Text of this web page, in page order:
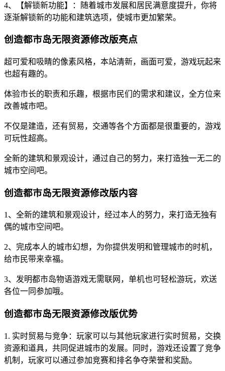
4、【解锁新功能】：随着城市发展和居民满意度提升，你将
逐渐解锁新的功能和建筑选项，使城市更加繁荣。
创造都市岛无限资源修改版亮点
超可爱和吸睛的像素风格，本站清新，画面可爱，游戏玩起来
也超有趣的。
体验市长的职责和乐趣，根据市民们的需求和建议，全方位来
改善城市吧。
不仅是建造，还有贸易，交通等各个方面都是很重要的，游戏
可玩性超高。
全新的建筑和景观设计，通过自己的努力，来打造独一无二的
城市空间吧。
创造都市岛无限资源修改版内容
1、全新的建筑和景观设计，经过本人的努力，来打造无独有
偶的城市空间吧。
2、完成本人的城市幻想，为你提供发明和管理城市的时机，
给市民带来幸福。
3、发明都市岛物语游戏无需联网，单机也可轻松游玩，欢送
各位一同参加哦。
创造都市岛无限资源修改版优势
1. 实时贸易与竞争：玩家可以与其他玩家进行实时贸易，交换
资源和道具，共同促进城市的发展。同时，游戏还设置了竞争
机制，玩家可以通过参加竞赛和排名争夺荣誉和奖励。